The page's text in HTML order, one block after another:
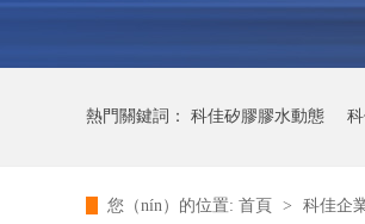
熱門關鍵詞： 科佳矽膠膠水動態
科佳快（kuài）幹（gàn）膠動態
您（nín）的位置: 首頁 > 科佳企